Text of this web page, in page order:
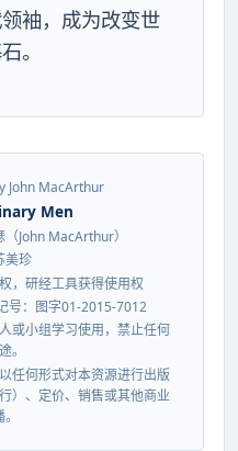
袖，成为改变世
。
John MacArthur
Men
John MacArthur）
美珍
，研经工具获得使用权
号：图字01-2015-7012
或小组学习使用，禁止任何
。
任何形式对本资源进行出版
）、定价、销售或其他商业